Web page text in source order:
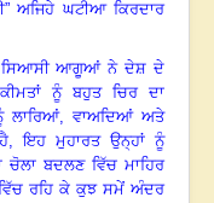
ਅਜਿਹੇ ਘਟੀਆ ਕਿਰਦਾਰ
ਸਿਆਸੀ ਆਗੂਆਂ ਨੇ ਦੇਸ਼ ਦੇ
ਨੂੰ ਬਹੁਤ ਚਿਰ ਦਾ
ਲਾਰਿਆਂ,ਵਾਅਦਿਆਂ ਅਤੇ
,ਇਹ ਮੁਹਾਰਤ ਉਨ੍ਹਾਂ ਨੂੰ
ਬਦਲਣ ਵਿੱਚ ਮਾਹਿਰ
ਵਿੱਚ ਰਹਿ ਕੇ ਕੁਝ ਸਮੇਂ ਅੰਦਰ